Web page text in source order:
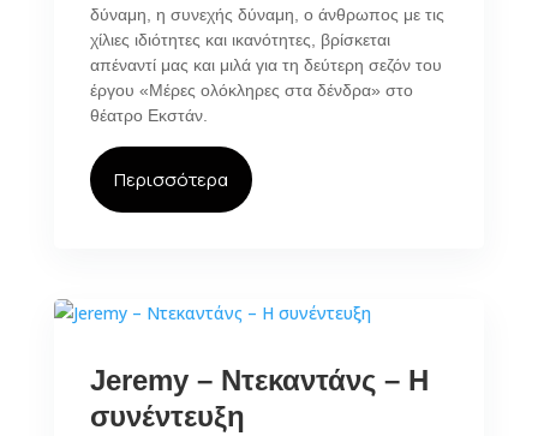
δύναμη, η συνεχής δύναμη, ο άνθρωπος με τις
χίλιες ιδιότητες και ικανότητες, βρίσκεται
απέναντί μας και μιλά για τη δεύτερη σεζόν του
έργου «Μέρες ολόκληρες στα δένδρα» στο
θέατρο Εκστάν.
Περισσότερα
Jeremy – Ντεκαντάνς – Η
συνέντευξη